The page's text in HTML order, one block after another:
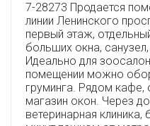
7-28273 Продается
линии Ленинского
первый этаж,
больших окна,
Идеально для
помещении можно
груминга. Рядом кафе,
магазин окон. Через
ветеринарная клиника,